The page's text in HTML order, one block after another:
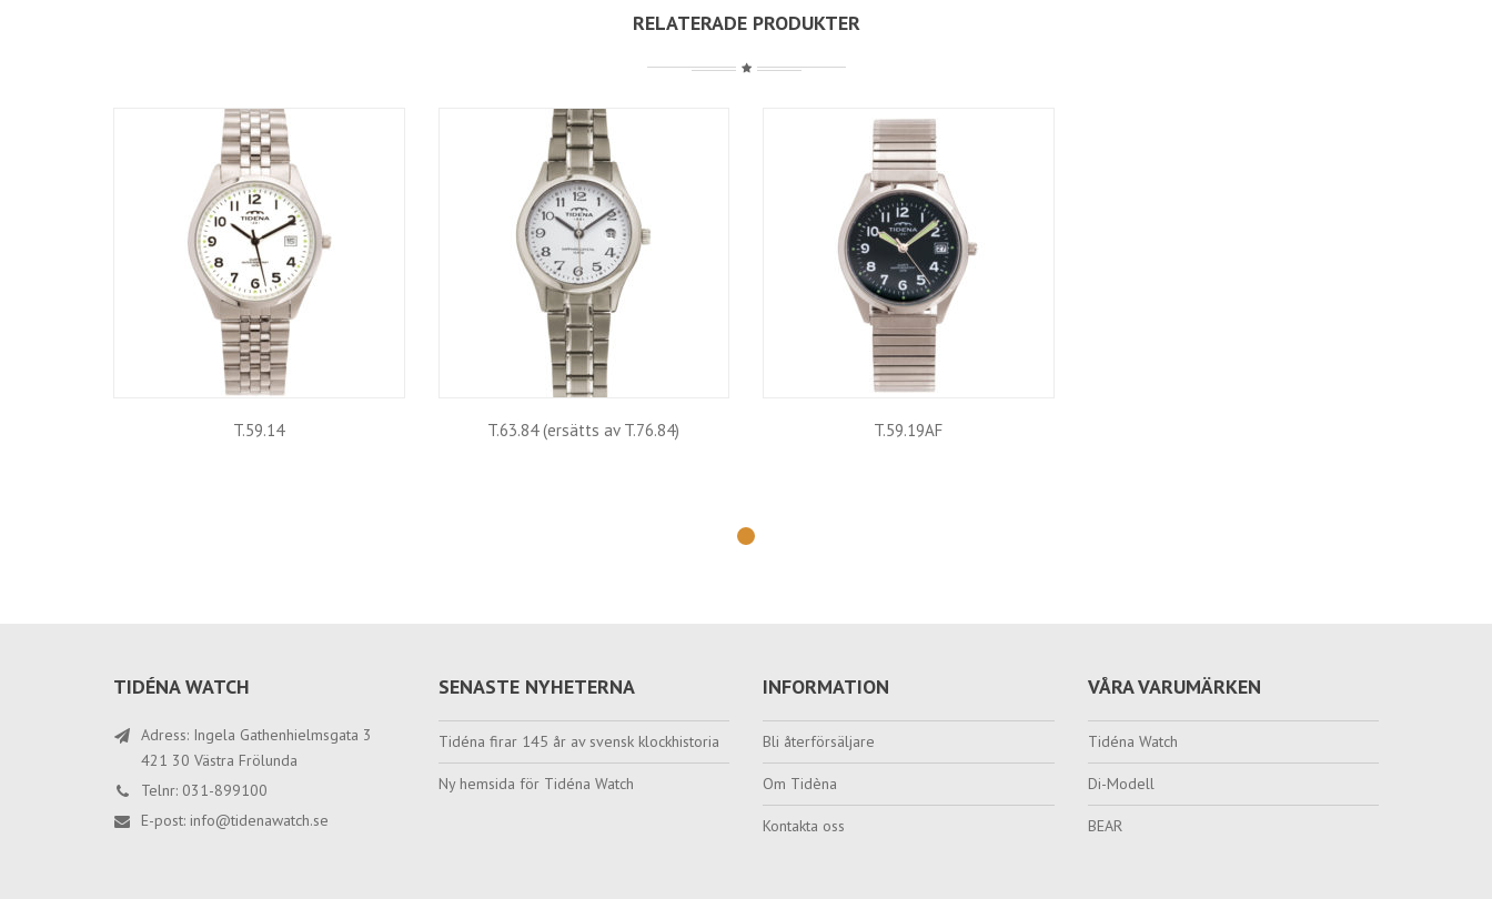
RELATERADE PRODUKTER
T.59.14 T.63.84 (ersätts av T.76.84) T.59.19AF
TIDÉNA WATCH
Adress: Ingela Gathenhielmsgata 3
421 30 Västra Frölunda
Telnr: 031-899100
E-post: info@tidenawatch.se
SENASTE NYHETERNA
Tidéna firar 145 år av svensk klockhistoria
Ny hemsida för Tidéna Watch
INFORMATION
Bli återförsäljare
Om Tidèna
Kontakta oss
VÅRA VARUMÄRKEN
Tidéna Watch
Di-Modell
BEAR